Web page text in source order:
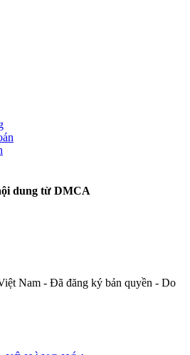
dung từ DMCA
Nam - Đã đăng ký bản quyền - Do